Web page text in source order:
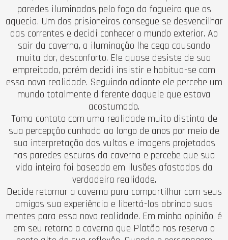
paredes iluminadas pelo fogo da fogueira que os
aquecia. Um dos prisioneiros consegue se desvencilhar
das correntes e decidi conhecer o mundo exterior. Ao
sair da caverna, a iluminação lhe cega causando
muita dor, desconforto. Ele quase desiste de sua
empreitada, porém decidi insistir e habitua-se com
essa nova realidade. Seguindo adiante ele percebe um
mundo totalmente diferente daquele que estava
acostumado.
Toma contato com uma realidade muito distinta de
sua percepção cunhada ao longo de anos por meio de
sua interpretação dos vultos e imagens projetados
nas paredes escuras da caverna e percebe que sua
vida inteira foi baseada em ilusões afastadas da
verdadeira realidade.
Decide retornar a caverna para compartilhar com seus
amigos sua experiência e libertá-los abrindo suas
mentes para essa nova realidade. Em minha opinião, é
em seu retorno a caverna que Platão nos reserva o